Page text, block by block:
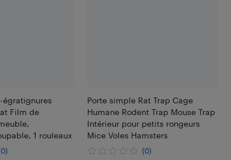
égratignures
Film de
1 rouleaux
Porte simple Rat Trap Cage
Humane Rodent Trap Mouse Trap
Intérieur pour petits rongeurs
Mice Voles Hamsters
(0)